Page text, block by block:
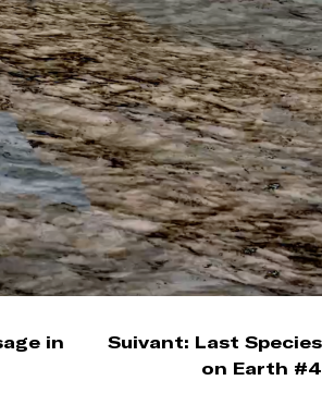
in
Suivant: Last Species
on Earth #4